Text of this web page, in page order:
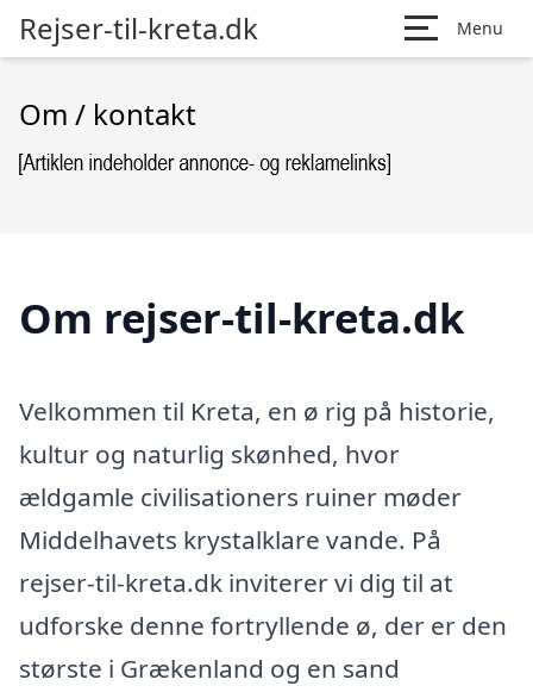
Rejser-til-kreta.dk Menu
Om / kontakt
Om rejser-til-kreta.dk
Velkommen til Kreta, en ø rig på historie,
kultur og naturlig skønhed, hvor
ældgamle civilisationers ruiner møder
Middelhavets krystalklare vande. På
rejser-til-kreta.dk inviterer vi dig til at
udforske denne fortryllende ø, der er den
største i Grækenland og en sand